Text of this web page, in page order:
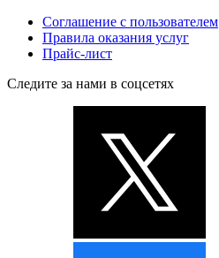
Соглашение с пользователем
Правила оказания услуг
Прайс-лист
Следите за нами в соцсетях